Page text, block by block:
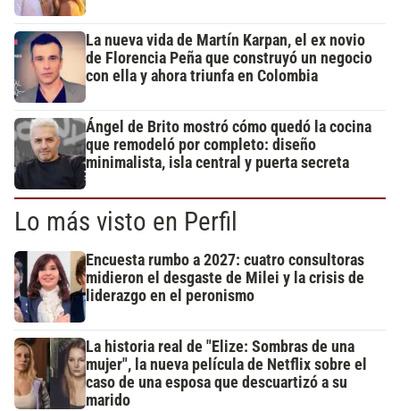
La nueva vida de Martín Karpan, el ex novio
de Florencia Peña que construyó un negocio
con ella y ahora triunfa en Colombia
Ángel de Brito mostró cómo quedó la cocina
que remodeló por completo: diseño
minimalista, isla central y puerta secreta
Lo más visto en Perfil
Encuesta rumbo a 2027: cuatro consultoras
midieron el desgaste de Milei y la crisis de
liderazgo en el peronismo
La historia real de "Elize: Sombras de una
mujer", la nueva película de Netflix sobre el
caso de una esposa que descuartizó a su
marido